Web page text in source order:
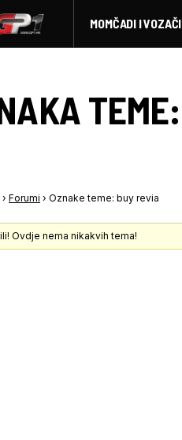
MOMČADI I VOZAČI
TEME:
› Forumi › Oznake teme: buy revia
Ovdje nema nikakvih tema!